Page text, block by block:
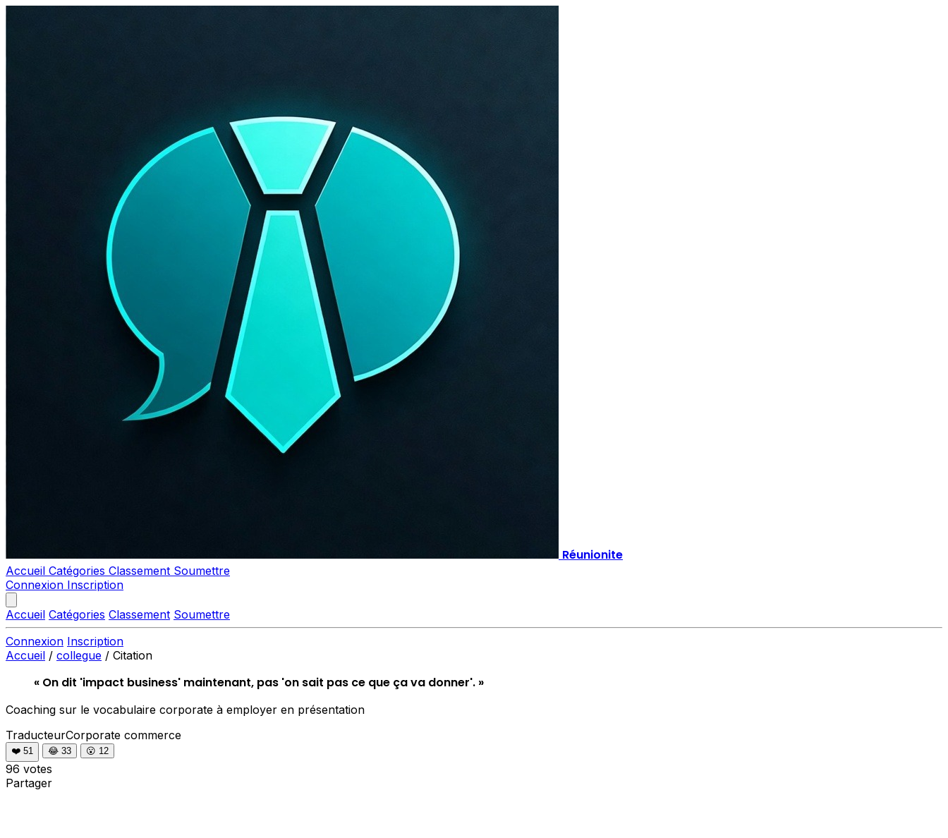
Réunionite
Accueil Catégories Classement Soumettre
Connexion Inscription
Accueil Catégories Classement Soumettre
Connexion Inscription
Accueil / collegue / Citation
« On dit 'impact business' maintenant, pas 'on sait pas ce que ça va donner'. »
Coaching sur le vocabulaire corporate à employer en présentation
TraducteurCorporate commerce
❤️ 51 😂 33 😮 12
96 votes
Partager